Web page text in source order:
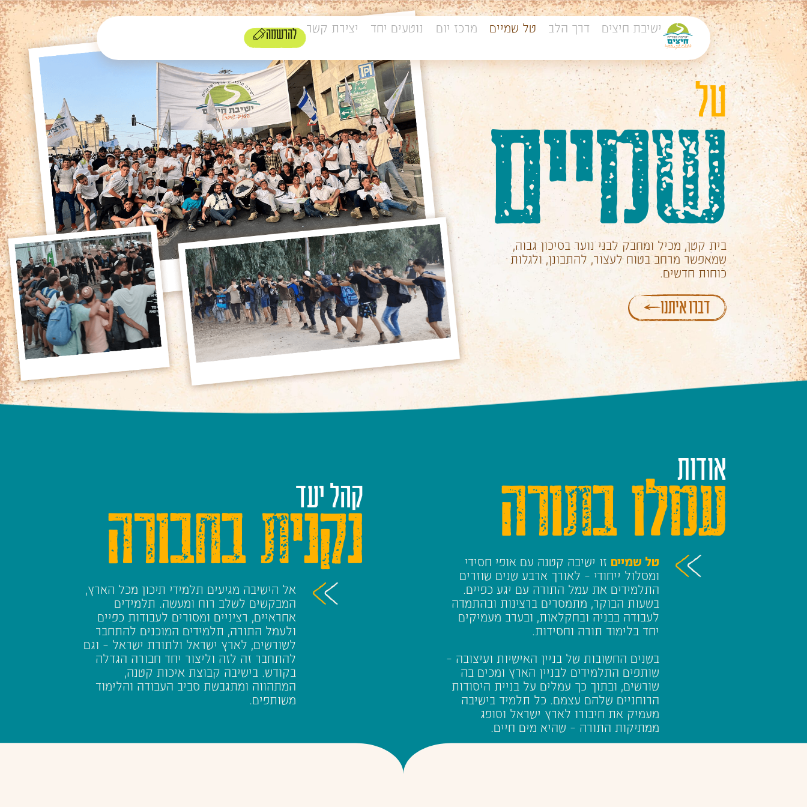
ישיבת חיצים דרך הלב טל שמיים מרכז יום נוטעים יחד יצירת קשר להרשמה
טל
שמיים
בית קטן, מכיל ומחבק לבני נוער בסיכון גבוה,
שמאפשר מרחב בטוח לעצור, להתבונן, ולגלות
כוחות חדשים.
דברו איתנו
אודות
עמלו בתורה
טל שמיים זו ישיבה קטנה עם אופי חסידי
ומסלול ייחודי – לאורך ארבע שנים שוזרים
התלמידים את עמל התורה עם יגע כפיים.
בשעות הבוקר, מתמסרים ברצינות ובהתמדה
לעבודה בבניה ובחקלאות, ובערב מעמיקים
יחד בלימוד תורה וחסידות.
בשנים החשובות של בניין האישיות ועיצובה –
שותפים התלמידים לבניין הארץ ומכים בה
שורשים, ובתוך כך עמלים על בניית היסודות
הרוחניים שלהם עצמם. כל תלמיד בישיבה
מעמיק את חיבורו לארץ ישראל וסופג
ממתיקות התורה – שהיא מים חיים.
קהל יעד
נקנית בחבורה
אל הישיבה מגיעים תלמידי תיכון מכל הארץ,
המבקשים לשלב רוח ומעשה. תלמידים
אחראיים, רציניים ומסורים לעבודות כפיים
ולעמל התורה, תלמידים המוכנים להתחבר
לשורשים, לארץ ישראל ולתורת ישראל – וגם
להתחבר זה לזה וליצור יחד חבורה הגדלה
בקודש. בישיבה קבוצת איכות קטנה,
המתהווה ומתגבשת סביב העבודה והלימוד
משותפים.